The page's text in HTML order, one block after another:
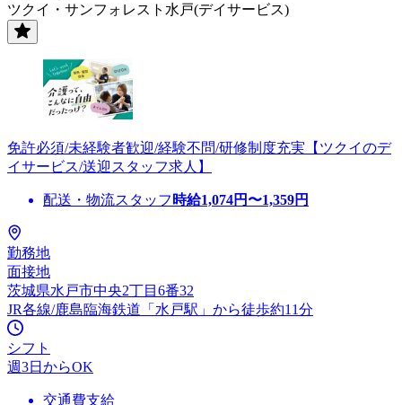
ツクイ・サンフォレスト水戸(デイサービス)
免許必須/未経験者歓迎/経験不問/研修制度充実【ツクイのデ
イサービス/送迎スタッフ求人】
配送・物流スタッフ 時給1,074円〜1,359円
勤務地
面接地
茨城県水戸市中央2丁目6番32
JR各線/鹿島臨海鉄道「水戸駅」から徒歩約11分
シフト
週3日からOK
交通費支給